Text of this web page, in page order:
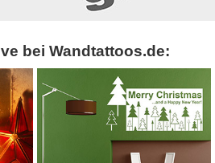
bei Wandtattoos.de: